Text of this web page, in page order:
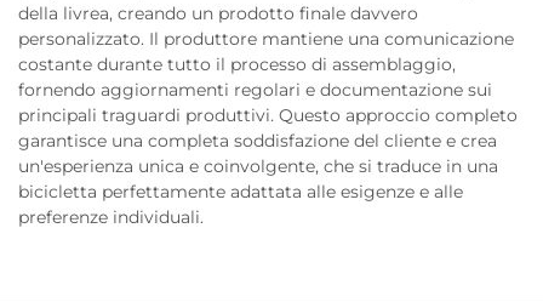
della livrea, creando un prodotto finale davvero
personalizzato. Il produttore mantiene una comunicazione
costante durante tutto il processo di assemblaggio,
fornendo aggiornamenti regolari e documentazione sui
principali traguardi produttivi. Questo approccio completo
garantisce una completa soddisfazione del cliente e crea
un'esperienza unica e coinvolgente, che si traduce in una
bicicletta perfettamente adattata alle esigenze e alle
preferenze individuali.